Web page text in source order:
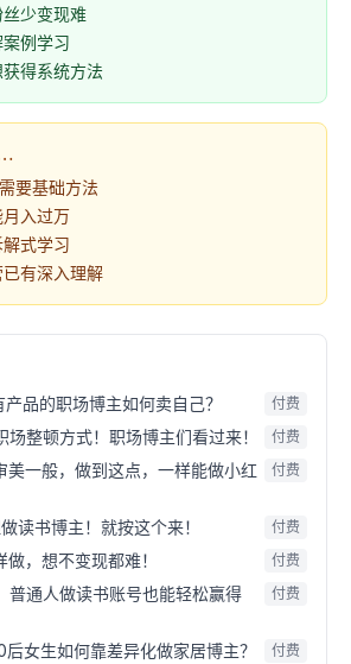
少变现难
例学习
得系统方法
要基础方法
入过万
式学习
有深入理解
品的职场博主如何卖自己？ 付费
场整顿方式！职场博主们看过来！ 付费
美一般，做到这点，一样能做小红
付费
读书博主！就按这个来！ 付费
，想不变现都难！ 付费
普通人做读书账号也能轻松赢得
付费
女生如何靠差异化做家居博主？ 付费